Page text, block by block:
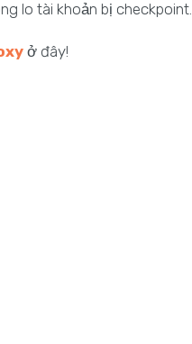
lo tài khoản bị checkpoint.
ở đây!